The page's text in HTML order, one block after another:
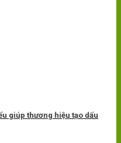
giúp thương hiệu tạo dấu